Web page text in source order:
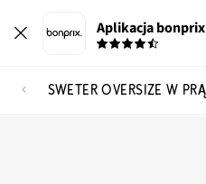
Aplikacja bonprix